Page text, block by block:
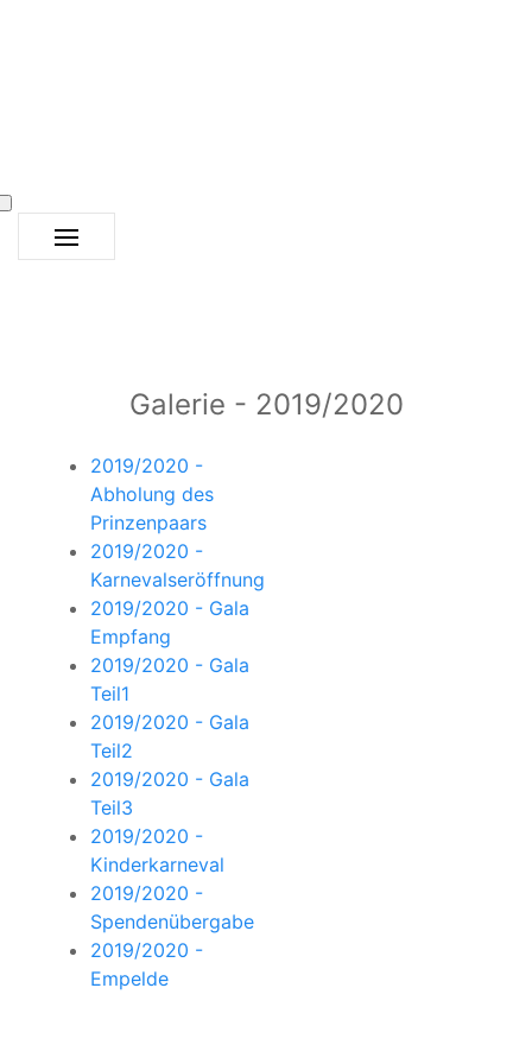
Galerie - 2019/2020
2019/2020 -
Abholung des
Prinzenpaars
2019/2020 -
Karnevalseröffnung
2019/2020 - Gala
Empfang
2019/2020 - Gala
Teil1
2019/2020 - Gala
Teil2
2019/2020 - Gala
Teil3
2019/2020 -
Kinderkarneval
2019/2020 -
Spendenübergabe
2019/2020 -
Empelde